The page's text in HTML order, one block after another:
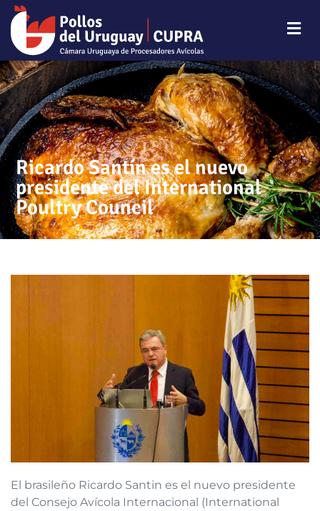
Ricardo Santín es el nuevo
presidente del International
Poultry Council
El brasileño Ricardo Santin es el nuevo presidente
del Consejo Avícola Internacional (International